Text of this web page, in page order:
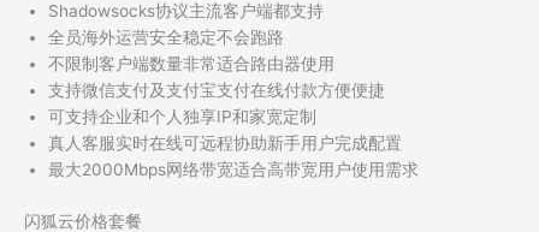
Shadowsocks协议主流客户端都支持
全员海外运营安全稳定不会跑路
不限制客户端数量非常适合路由器使用
支持微信支付及支付宝支付在线付款方便便捷
可支持企业和个人独享IP和家宽定制
真人客服实时在线可远程协助新手用户完成配置
最大2000Mbps网络带宽适合高带宽用户使用需求
闪狐云价格套餐